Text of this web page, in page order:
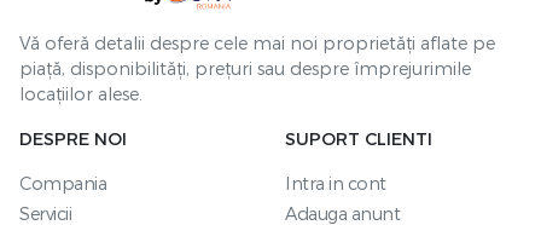
Vă oferă detalii despre cele mai noi proprietăți aflate pe
piață, disponibilități, prețuri sau despre împrejurimile
locațiilor alese.
DESPRE NOI
Compania
Servicii
SUPORT CLIENTI
Intra in cont
Adauga anunt